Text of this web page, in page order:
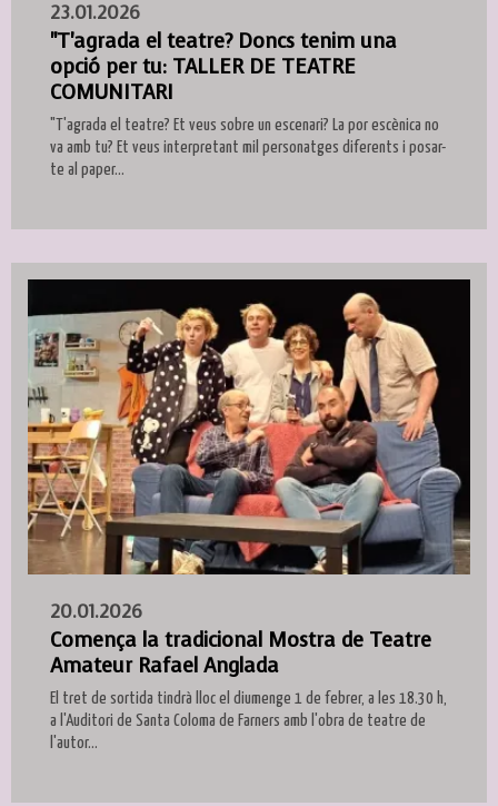
23.01.2026
"T'agrada el teatre? Doncs tenim una
opció per tu: TALLER DE TEATRE
COMUNITARI
"T'agrada el teatre? Et veus sobre un escenari? La por escènica no
va amb tu? Et veus interpretant mil personatges diferents i posar-
te al paper...
20.01.2026
Comença la tradicional Mostra de Teatre
Amateur Rafael Anglada
El tret de sortida tindrà lloc el diumenge 1 de febrer, a les 18.30 h,
a l'Auditori de Santa Coloma de Farners amb l'obra de teatre de
l'autor...